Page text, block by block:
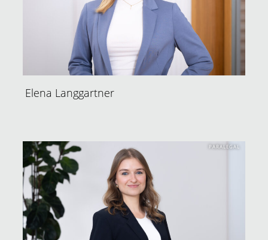
Elena Langgartner
PARALEGAL